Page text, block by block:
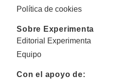
Política de cookies
Sobre Experimenta
Editorial Experimenta
Equipo
Con el apoyo de: